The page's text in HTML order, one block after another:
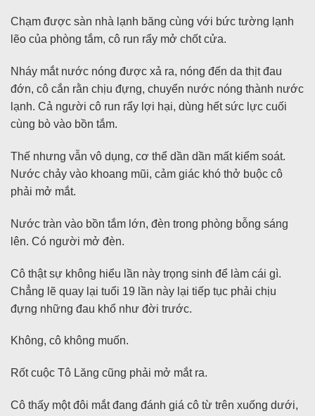
Chạm được sàn nhà lạnh băng cùng với bức tường lạnh
lẽo của phòng tắm, cô run rẩy mở chốt cửa.
Nháy mắt nước nóng được xả ra, nóng đến da thịt đau
đớn, cô cắn rằn chịu đựng, chuyển nước nóng thành nước
lạnh. Cả người cô run rẩy lợi hại, dùng hết sức lực cuối
cùng bò vào bồn tắm.
Thế nhưng vẫn vô dụng, cơ thể dần dần mất kiểm soát.
Nước chảy vào khoang mũi, cảm giác khó thở buộc cô
phải mở mắt.
Nước tràn vào bồn tắm lớn, đèn trong phòng bỗng sáng
lên. Có người mở đèn.
Cô thật sự không hiểu lần này trọng sinh để làm cái gì.
Chẳng lẽ quay lại tuổi 19 lần này lại tiếp tục phải chịu
đựng những đau khổ như đời trước.
Không, cô không muốn.
Rốt cuộc Tô Lăng cũng phải mở mắt ra.
Cô thấy một đôi mắt đang đánh giá cô từ trên xuống dưới,